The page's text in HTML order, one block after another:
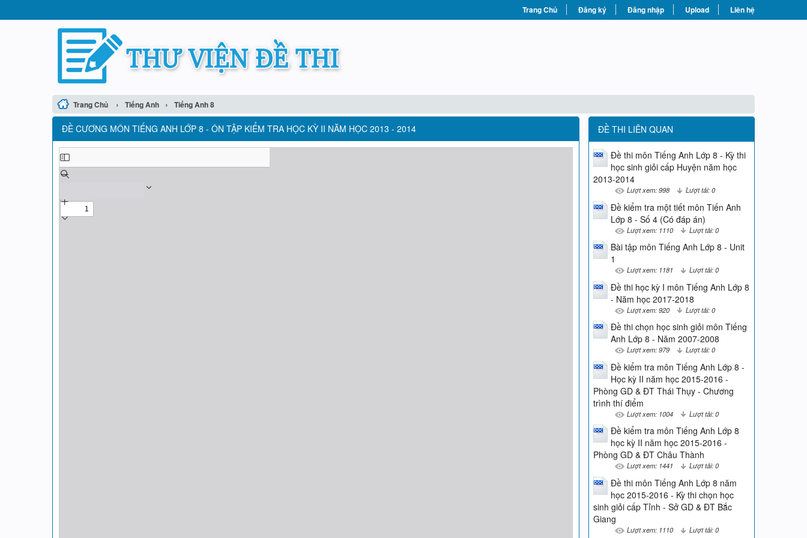
Trang Chủ Đăng ký Đăng nhập Upload Liên hệ
Trang Chủ › Tiếng Anh › Tiếng Anh 8
ĐỀ CƯƠNG MÔN TIẾNG ANH LỚP 8 - ÔN TẬP KIỂM TRA HỌC KỲ II NĂM HỌC 2013 - 2014 ĐỀ THI LIÊN QUAN
Đề thi môn Tiếng Anh Lớp 8 - Kỳ thi
học sinh giỏi cấp Huyện năm học
2013-2014
Lượt xem: 998 Lượt tải: 0
Đề kiểm tra một tiết môn Tiến Anh
Lớp 8 - Số 4 (Có đáp án)
Lượt xem: 1110 Lượt tải: 0
Bài tập môn Tiếng Anh Lớp 8 - Unit
1
Lượt xem: 1181 Lượt tải: 0
Đề thi học kỳ I môn Tiếng Anh Lớp 8
- Năm học 2017-2018
Lượt xem: 920 Lượt tải: 0
Đề thi chọn học sinh giỏi môn Tiếng
Anh Lớp 8 - Năm 2007-2008
Lượt xem: 979 Lượt tải: 0
Đề kiểm tra môn Tiếng Anh Lớp 8 -
Học kỳ II năm học 2015-2016 -
Phòng GD & ĐT Thái Thụy - Chương
trình thí điểm
Lượt xem: 1004 Lượt tải: 0
Đề kiểm tra môn Tiếng Anh Lớp 8
học kỳ II năm học 2015-2016 -
Phòng GD & ĐT Châu Thành
Lượt xem: 1441 Lượt tải: 0
Đề thi môn Tiếng Anh Lớp 8 năm
học 2015-2016 - Kỳ thi chọn học
sinh giỏi cấp Tỉnh - Sở GD & ĐT Bắc
Giang
Lượt xem: 1110 Lượt tải: 0